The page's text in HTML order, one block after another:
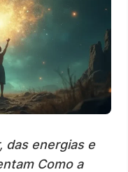
das energias e
Como a